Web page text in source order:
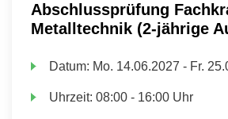
Abschlussprüfung
Metalltechnik (2-jährige
Datum: Mo. 14.06.2027 - Fr.
Uhrzeit:08:00 - 16:00 Uhr